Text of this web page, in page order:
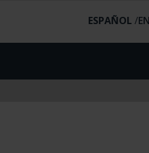
ESPAÑOL /